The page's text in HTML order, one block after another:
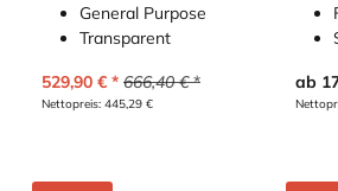
General Purpose
Transparent
529,90 € 666,40€
Nettopreis: 445,29 €
ab